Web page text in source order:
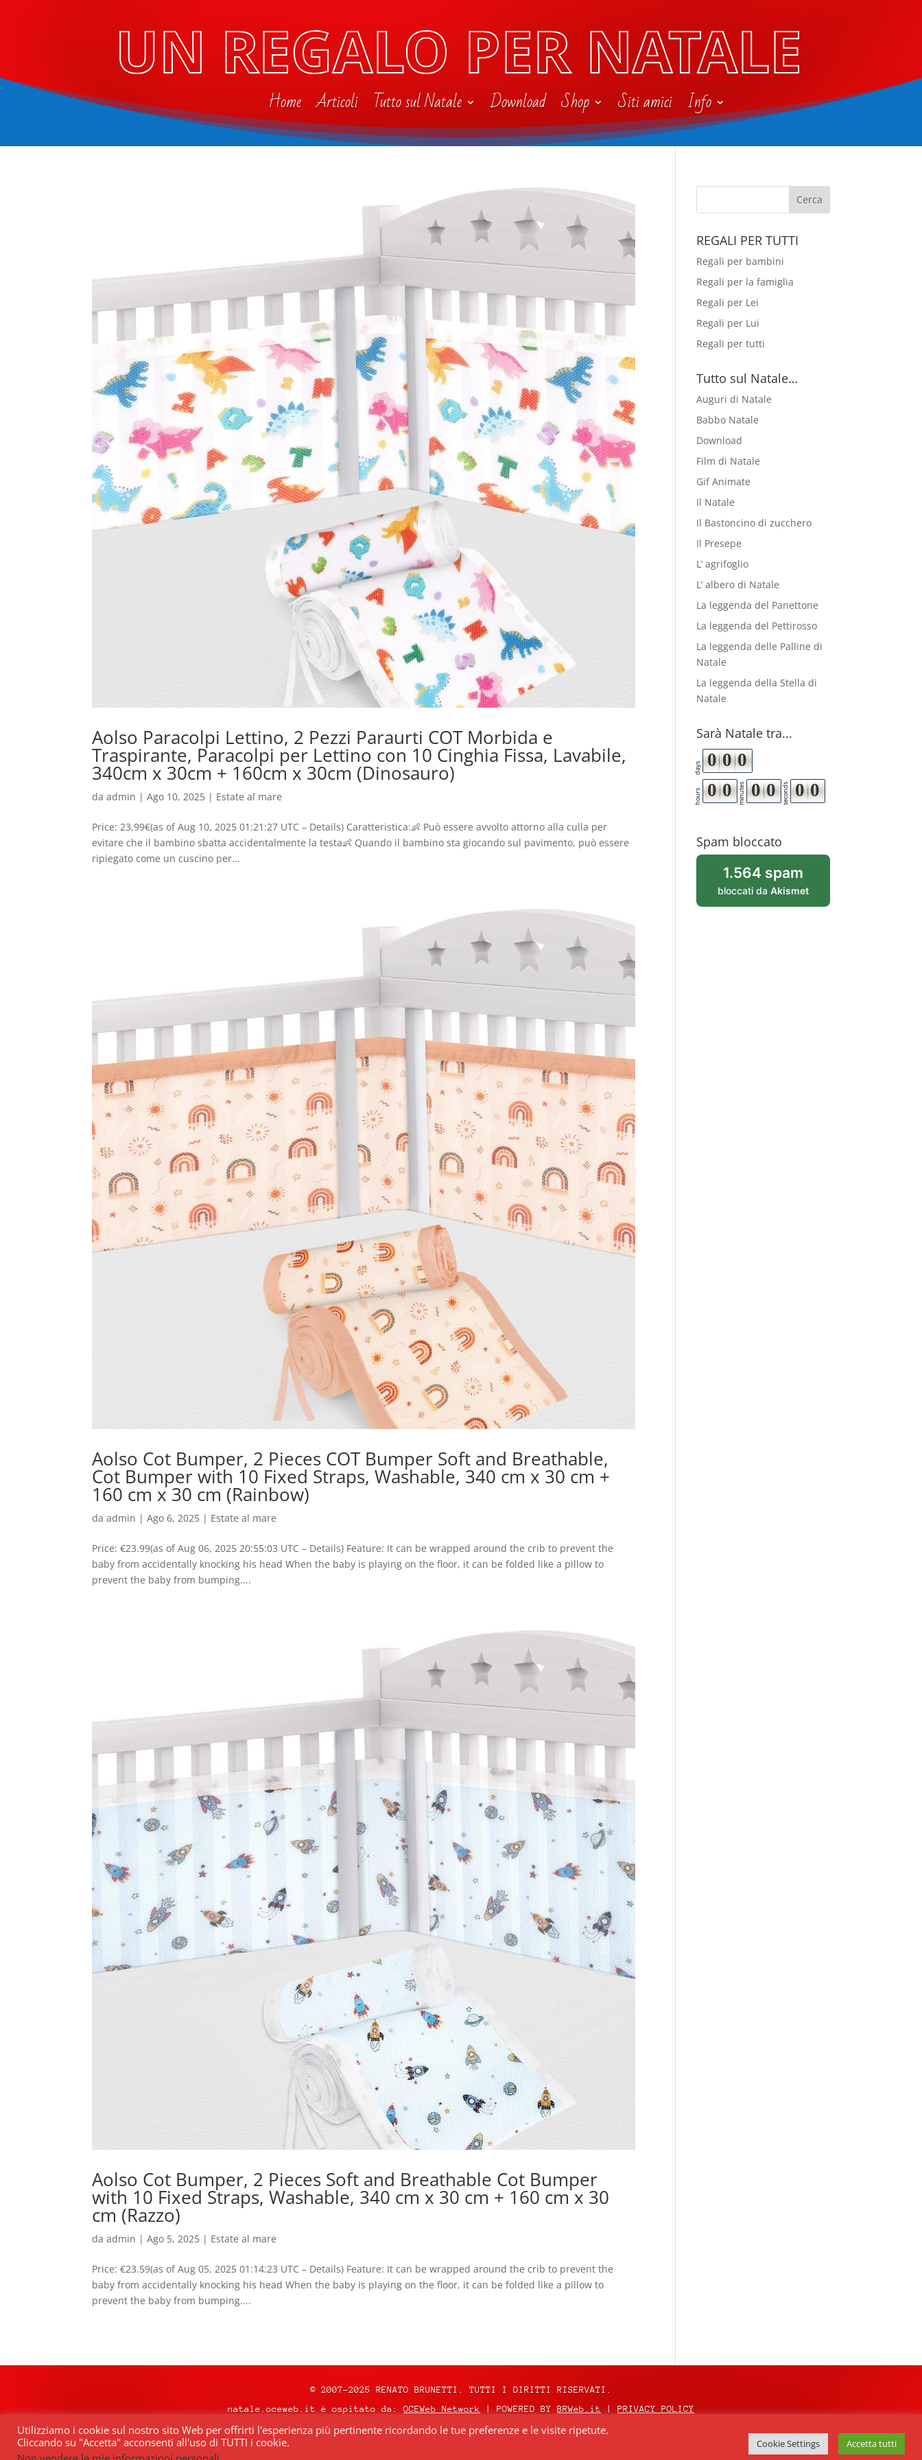
UN REGALO PER NATALE
Home Articoli Tutto sul Natale Download Shop Siti amici Info
Aolso Paracolpi Lettino, 2 Pezzi Paraurti COT Morbida e
Traspirante, Paracolpi per Lettino con 10 Cinghia Fissa, Lavabile,
340cm x 30cm + 160cm x 30cm (Dinosauro)
daadmin |Ago 10, 2025 | Estate al mare
Price: 23,99€(as of Aug 10, 2025 01:21:27 UTC – Details) Caratteristica:👶 Può essere avvolto attorno alla culla per
evitare che il bambino sbatta accidentalmente la testa👶 Quando il bambino sta giocando sul pavimento, può essere
ripiegato come un cuscino per...
Aolso Cot Bumper, 2 Pieces COT Bumper Soft and Breathable,
Cot Bumper with 10 Fixed Straps, Washable, 340 cm x 30 cm +
160 cm x 30 cm (Rainbow)
daadmin |Ago 6, 2025 | Estate al mare
Price: €23.99(as of Aug 06, 2025 20:55:03 UTC – Details) Feature: It can be wrapped around the crib to prevent the
baby from accidentally knocking his head When the baby is playing on the floor, it can be folded like a pillow to
prevent the baby from bumping....
Aolso Cot Bumper, 2 Pieces Soft and Breathable Cot Bumper
with 10 Fixed Straps, Washable, 340 cm x 30 cm + 160 cm x 30
cm (Razzo)
daadmin |Ago 5, 2025 | Estate al mare
Price: €23.59(as of Aug 05, 2025 01:14:23 UTC – Details) Feature: It can be wrapped around the crib to prevent the
baby from accidentally knocking his head When the baby is playing on the floor, it can be folded like a pillow to
prevent the baby from bumping....
REGALI PER TUTTI
Regali per bambini
Regali per la famiglia
Regali per Lei
Regali per Lui
Regali per tutti
Tutto sul Natale…
Auguri di Natale
Babbo Natale
Download
Film di Natale
Gif Animate
Il Natale
Il Bastoncino di zucchero
Il Presepe
L’ agrifoglio
L’ albero di Natale
La leggenda del Panettone
La leggenda del Pettirosso
La leggenda delle Palline di
Natale
La leggenda della Stella di
Natale
Sarà Natale tra...
days 0 0 0
hours 0 0 minutes 0 0 seconds 0 0
Spam bloccato
1.564 spam
bloccati da Akismet
© 2007-2025 RENATO BRUNETTI. TUTTI I DIRITTI RISERVATI.
natale.oceweb.it è ospitato da:OCEWeb Network | POWERED BY BRWeb.it PRIVACY POLICY
Creative Commons Attribuzione – Non commerciale – Non opere derivate 4.0 Internazionale.
Utilizziamo i cookie sul nostro sito Web per offrirti l'esperienza più pertinente ricordando le tue preferenze e le visite ripetute.
Cliccando su "Accetta" acconsenti all'uso di TUTTI i cookie.
Cookie Settings Accetta tutti